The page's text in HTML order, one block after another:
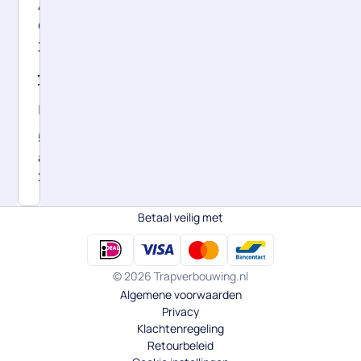
over
zelf
trap
renoveren
5
april
2025
© 2026 Trapverbouwing.nl
Algemene voorwaarden
Privacy
Klachtenregeling
Retourbeleid
Betaal veilig met